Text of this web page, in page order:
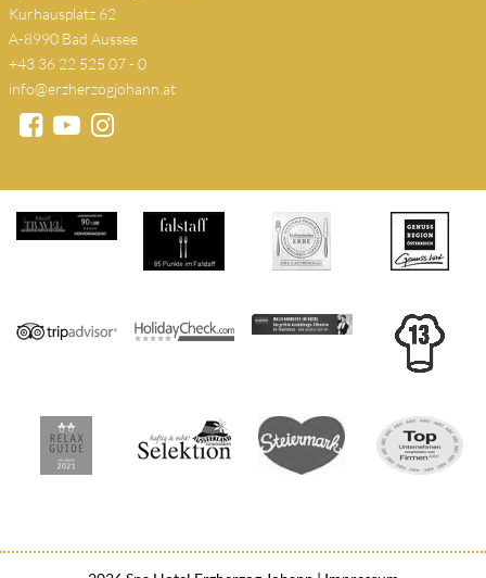
Kurhausplatz 62
A-8990 Bad Aussee
+43 36 22 525 07 - 0
info@erzherzogjohann.at